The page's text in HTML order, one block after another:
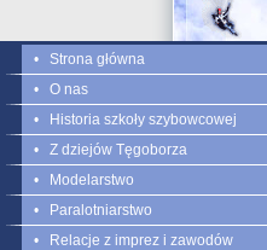
• Strona główna
• O nas
• Historia szkoły szybowcowej
• Z dziejów Tęgoborza
• Modelarstwo
• Paralotniarstwo
• Relacje z imprez i zawodów